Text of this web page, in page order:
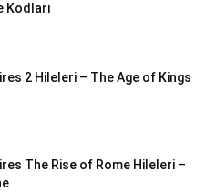
Kodları
2 Hileleri – The Age of Kings
The Rise of Rome Hileleri –